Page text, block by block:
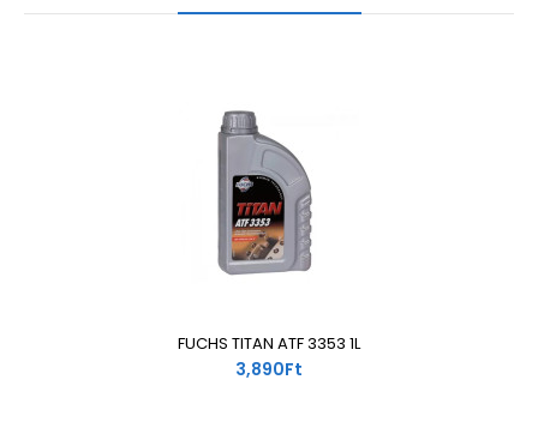
FUCHS TITAN ATF 3353 1L
3,890Ft